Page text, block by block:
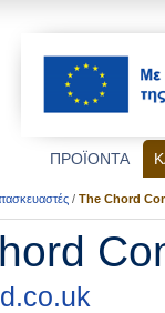
ΠΡΟΪΟΝΤΑ
/ The Chord